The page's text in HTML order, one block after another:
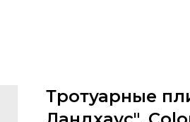
Тротуарные